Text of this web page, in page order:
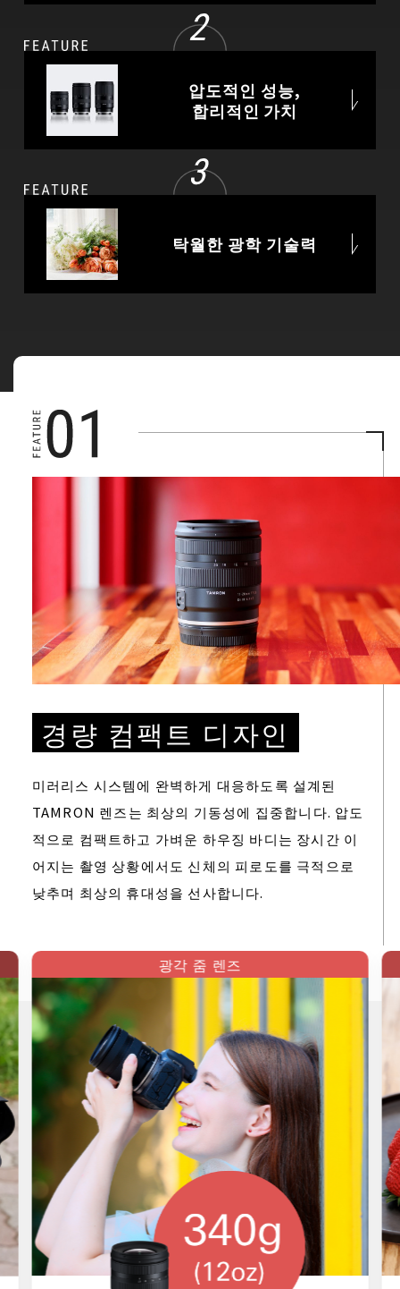
압도적인 성능,
합리적인 가치
탁월한 광학 기술력
경량 컴팩트 디자인
미러리스 시스템에 완벽하게 대응하도록 설계된
TAMRON 렌즈는 최상의 기동성에 집중합니다. 압도
적으로 컴팩트하고 가벼운 하우징 바디는 장시간 이
어지는 촬영 상황에서도 신체의 피로도를 극적으로
낮추며 최상의 휴대성을 선사합니다.
광각 줌 렌즈